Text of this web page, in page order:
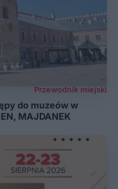
Przewodnik miejski
do muzeów w
MAJDANEK